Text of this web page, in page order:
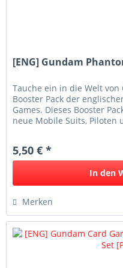
[ENG] Gundam
Tauche ein in die Welt
Booster Pack der
Games. Dieses Booster
neue Mobile Suits, Piloten
5,50 € *
In den
Merken